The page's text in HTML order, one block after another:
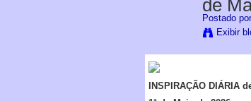
de
Postado por
Exibir
INSPIRAÇÃO DIÁRIA